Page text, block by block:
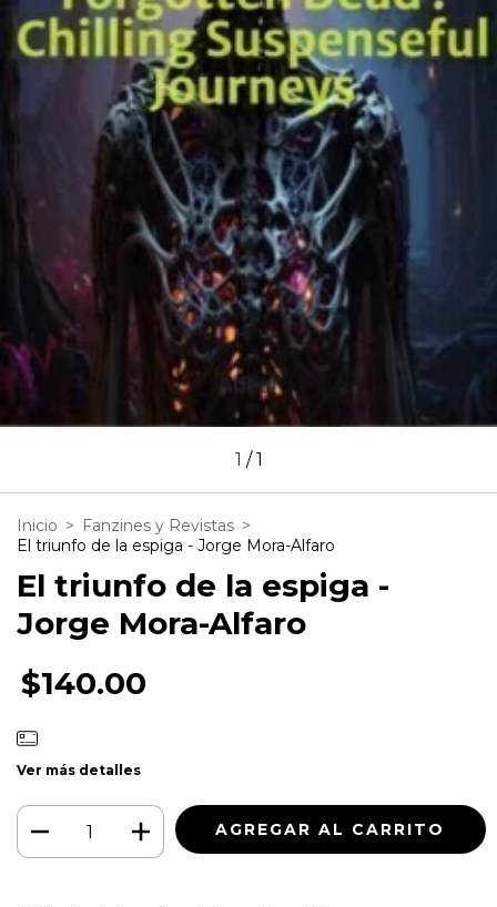
1 /1
Inicio > Fanzines y Revistas >
El triunfo de la espiga - Jorge Mora-Alfaro
El triunfo de la espiga -
Jorge Mora-Alfaro
$140.00
Ver más detalles